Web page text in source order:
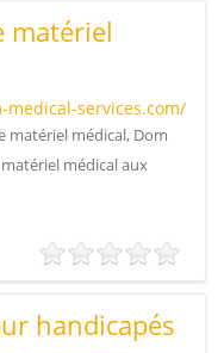
matériel
services.com/
matériel médical, Dom
médical aux
handicapés